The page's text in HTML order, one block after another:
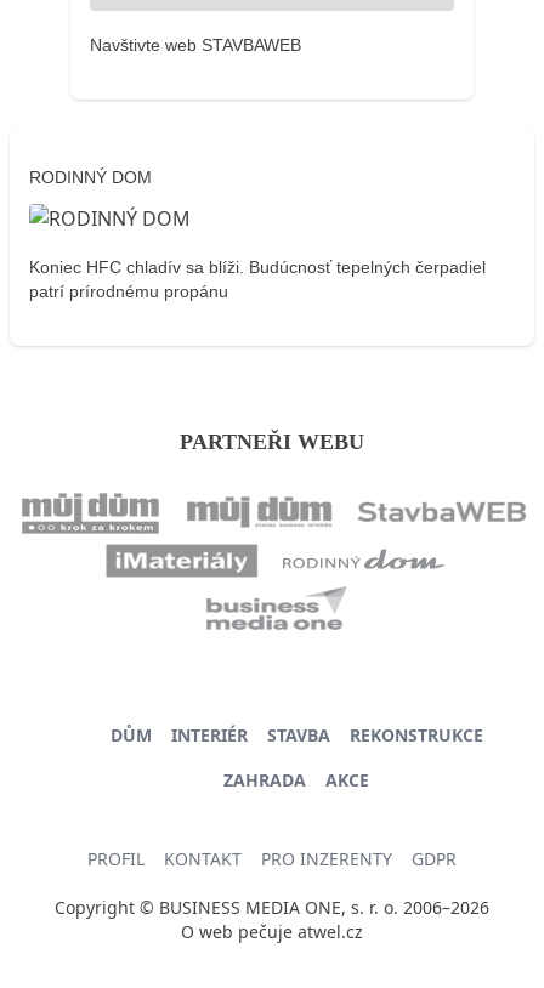
Navštivte web STAVBAWEB
RODINNÝ DOM
Koniec HFC chladív sa blíži. Budúcnosť tepelných čerpadiel
patrí prírodnému propánu
PARTNEŘI WEBU
DŮM INTERIÉR STAVBA
REKONSTRUKCE
ZAHRADA
AKCE
PROFIL KONTAKT PRO INZERENTY GDPR
Copyright © BUSINESS MEDIA ONE, s. r. o. 2006–2026